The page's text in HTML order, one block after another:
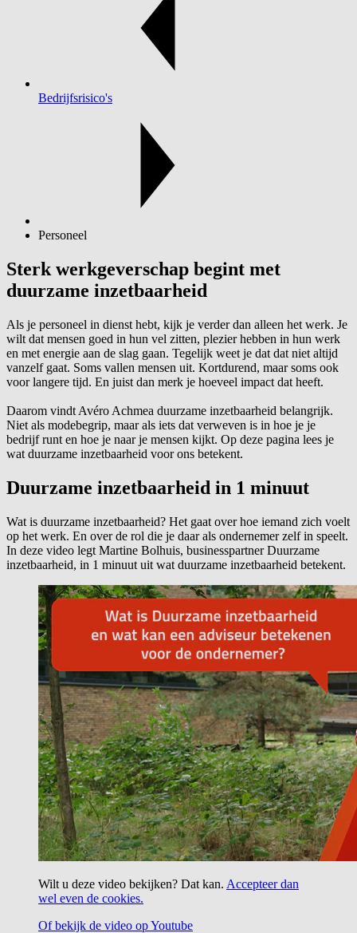
Bedrijfsrisico's
Personeel
Sterk werkgeverschap begint met
duurzame inzetbaarheid
Als je personeel in dienst hebt, kijk je verder dan alleen het werk. Je
wilt dat mensen goed in hun vel zitten, plezier hebben in hun werk
en met energie aan de slag gaan. Tegelijk weet je dat dat niet altijd
vanzelf gaat. Soms vallen mensen uit. Kortdurend, maar soms ook
voor langere tijd. En juist dan merk je hoeveel impact dat heeft.
Daarom vindt Avéro Achmea duurzame inzetbaarheid belangrijk.
Niet als modebegrip, maar als iets dat verweven is in hoe je je
bedrijf runt en hoe je naar je mensen kijkt. Op deze pagina lees je
wat duurzame inzetbaarheid voor ons betekent.
Duurzame inzetbaarheid in 1 minuut
Wat is duurzame inzetbaarheid? Het gaat over hoe iemand zich voelt
op het werk. En over de rol die je daar als ondernemer zelf in speelt.
In deze video legt Martine Bolhuis, businesspartner Duurzame
inzetbaarheid, in 1 minuut uit wat duurzame inzetbaarheid betekent.
Wilt u deze video bekijken? Dat kan. Accepteer dan
wel even de cookies.
Of bekijk de video op Youtube